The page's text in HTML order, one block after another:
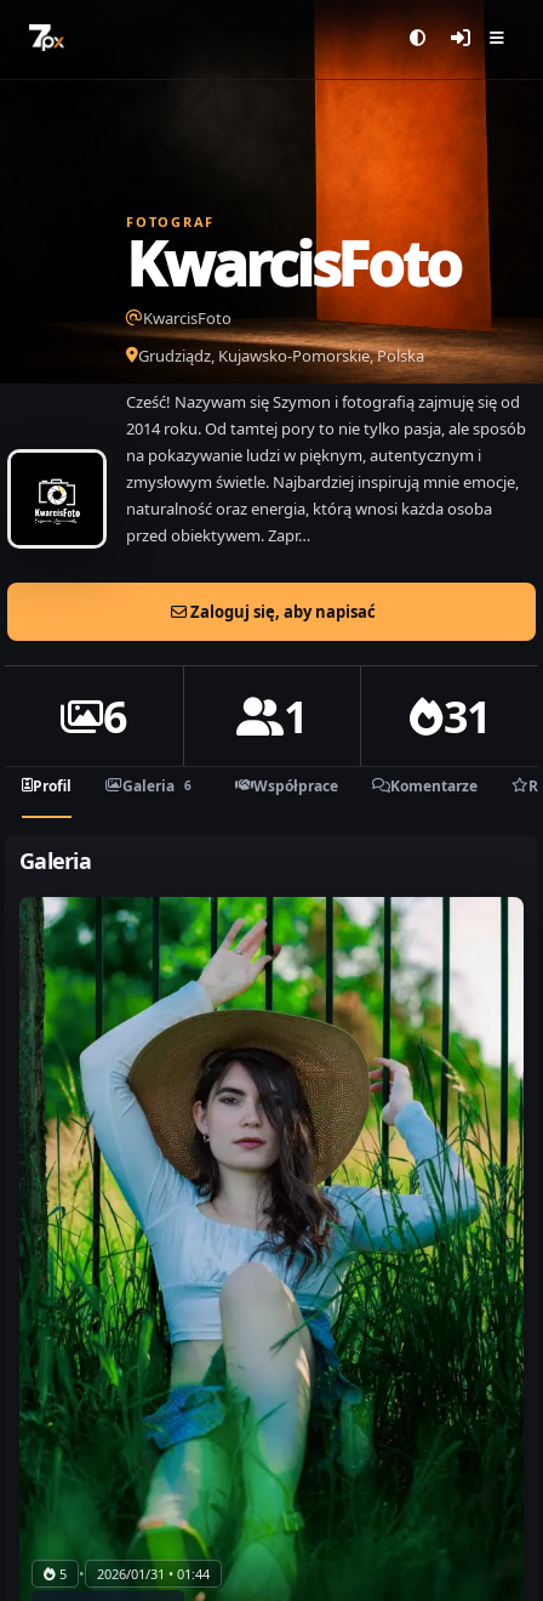
FOTOGRAF
KwarcisFoto
KwarcisFoto
Grudziądz, Kujawsko-Pomorskie, Polska
Cześć! Nazywam się Szymon i fotografią zajmuję się od
2014 roku. Od tamtej pory to nie tylko pasja, ale sposób
na pokazywanie ludzi w pięknym, autentycznym i
zmysłowym świetle. Najbardziej inspirują mnie emocje,
naturalność oraz energia, którą wnosi każda osoba
przed obiektywem. Zapr…
Zaloguj się, aby napisać
6 1 31
Profil Galeria 6 Współprace Komentarze
Galeria
5 • 2026/01/31 • 01:44